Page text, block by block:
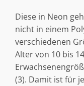
Diese in Neon
nicht in einem
verschiedenen
Alter von 10 bis
(3). Damit ist für